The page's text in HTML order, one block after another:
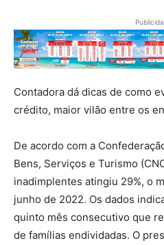
Contadora dá dicas de como
crédito, maior vilão entre os
De acordo com a
Bens, Serviços e Turismo
inadimplentes atingiu 29%, o
junho de 2022. Os dados
quinto mês consecutivo que
de famílias endividadas. O